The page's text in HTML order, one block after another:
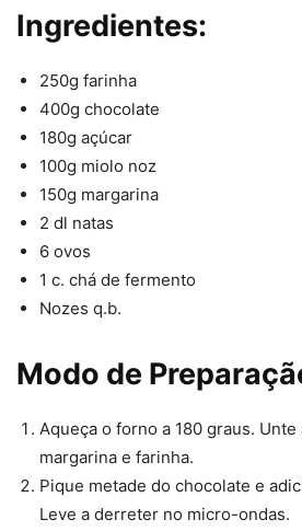
Ingredientes:
250g farinha
400g chocolate
180g açúcar
100g miolo noz
150g margarina
2 dl natas
6 ovos
1 c. chá de fermento
Nozes q.b.
Modo de
Aqueça o forno a 180 graus. Unte
margarina e farinha.
Pique metade do chocolate e
Leve a derreter no micro-ondas.